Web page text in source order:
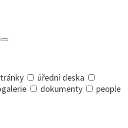
úřední deska
dokumenty people